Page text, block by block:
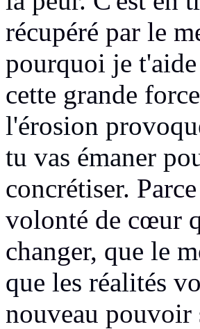
récupéré par le
pourquoi je
cette grande
l'érosion
tu vas émaner
concrétiser.
volonté de cœur
changer, que le
que les réalités
nouveau pouvoir